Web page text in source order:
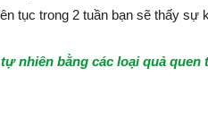
tục trong 2 tuần bạn sẽ thấy sự
nhiên bằng các loại quả quen